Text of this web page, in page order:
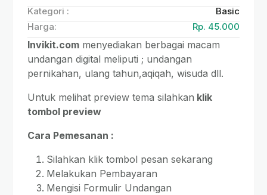
Kategori :
Basic
Harga:
Rp. 45.000
Invikit.com menyediakan berbagai macam
undangan digital meliputi ; undangan
pernikahan, ulang tahun,aqiqah, wisuda dll.
Untuk melihat preview tema silahkan klik
tombol preview
Cara Pemesanan :
Silahkan klik tombol pesan sekarang
Melakukan Pembayaran
Mengisi Formulir Undangan